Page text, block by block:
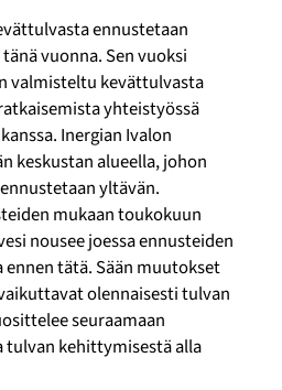
ennustetaan
vuonna. Sen vuoksi
valmisteltu kevättulvasta
yhteistyössä
Inergian Ivalon
keskustan alueella, johon
yltävän.
mukaan toukokuun
nousee joessa ennusteiden
tätä. Sään muutokset
olennaisesti tulvan
seuraamaan
kehittymisestä alla